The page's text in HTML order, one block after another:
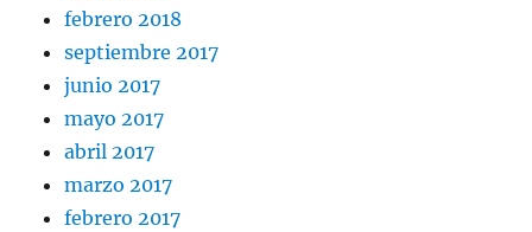
febrero 2018
septiembre 2017
junio 2017
mayo 2017
abril 2017
marzo 2017
febrero 2017